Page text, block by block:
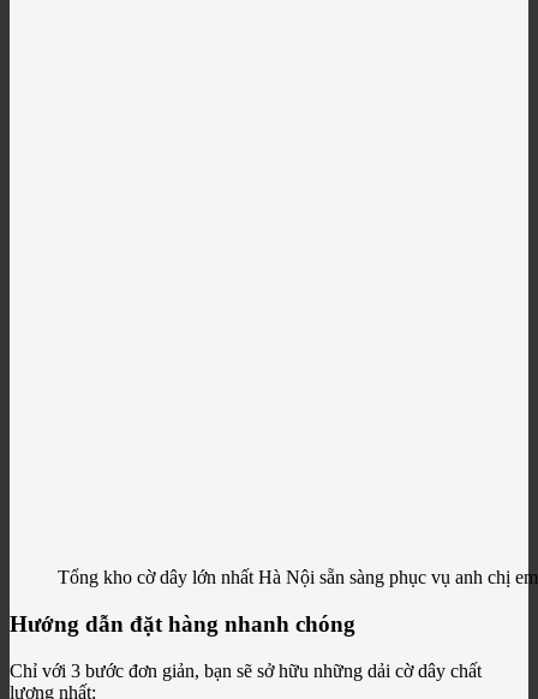
Tổng kho cờ dây lớn nhất Hà Nội sẵn sàng phục vụ anh chị
Hướng dẫn đặt hàng nhanh chóng
Chỉ với 3 bước đơn giản, bạn sẽ sở hữu những dải cờ dây chất
lượng nhất: